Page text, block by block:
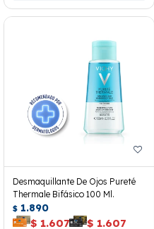
Desmaquillante De Ojos Pureté
Thermale Bifásico 100 Ml.
$ 1.890
$ 1.607 $ 1.607